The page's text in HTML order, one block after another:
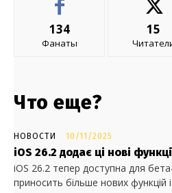
134
Фанаты
15
Что еще?
НОВОСТИ 10/11/2025
iOS 26.2 додає ці нові
iOS 26.2 тепер доступна для
приносить більше нових функцій